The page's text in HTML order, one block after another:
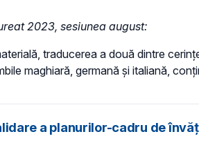
2023, sesiunea august:
traducerea a două dintre
maghiară, germană și italiană,
a planurilor-cadru de